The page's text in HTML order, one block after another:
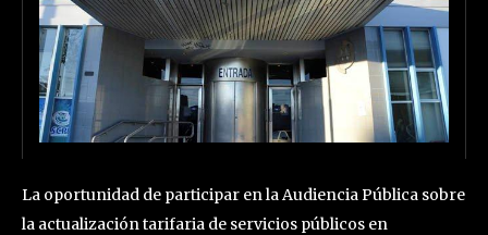
La oportunidad de participar en la Audiencia Pública sobre
la actualización tarifaria de servicios públicos en